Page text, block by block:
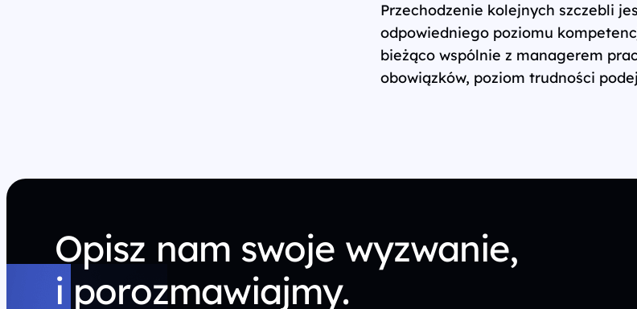
Przechodzenie kolejnych szczebli
odpowiedniego poziomu
bieżąco wspólnie z managerem
obowiązków, poziom trudności
Opisz nam swoje wyzwanie,
i porozmawiajmy.